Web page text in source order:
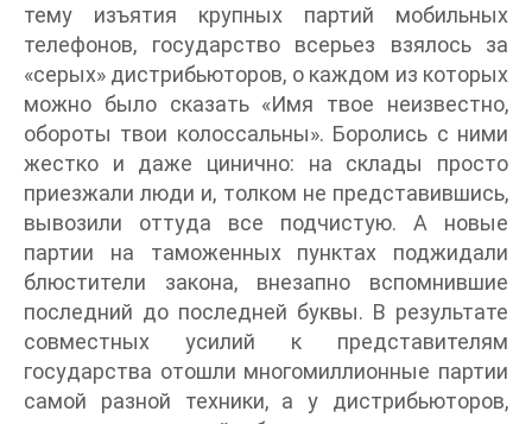
тему изъятия крупных партий мобильных
телефонов, государство всерьез взялось за
«серых» дистрибьюторов, о каждом из которых
можно было сказать «Имя твое неизвестно,
обороты твои колоссальны». Боролись с ними
жестко и даже цинично: на склады просто
приезжали люди и, толком не представившись,
вывозили оттуда все подчистую. А новые
партии на таможенных пунктах поджидали
блюстители закона, внезапно вспомнившие
последний до последней буквы. В результате
совместных усилий к представителям
государства отошли многомиллионные партии
самой разной техники, а у дистрибьюторов,